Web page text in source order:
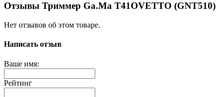
Отзывы Триммер Ga.Ma T41OVETTO (GNT510)
Нет отзывов об этом товаре.
Написать отзыв
Ваше имя:
Рейтинг